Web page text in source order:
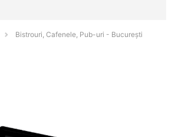
Bistrouri, Cafenele, Pub-uri - Bucureşti